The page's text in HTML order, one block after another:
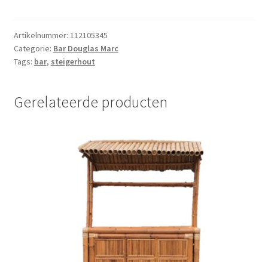
balie
en
achterkast
Artikelnummer: 112105345
Categorie: Bar Douglas Marc
Tags: bar, steigerhout
Gerelateerde producten